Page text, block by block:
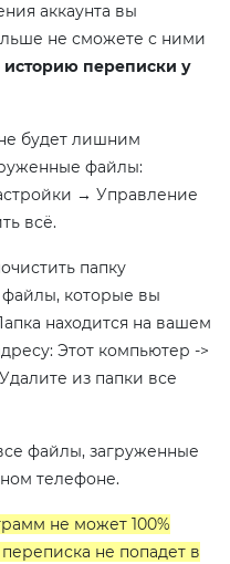
аккаунта вы
не сможете с ними
историю переписки у
будет лишним
файлы:
→ Управление
всё.
папку
файлы, которые вы
находится на вашем
Этот компьютер ->
из папки все
файлы, загруженные
телефоне.
не может 100%
не попадет в